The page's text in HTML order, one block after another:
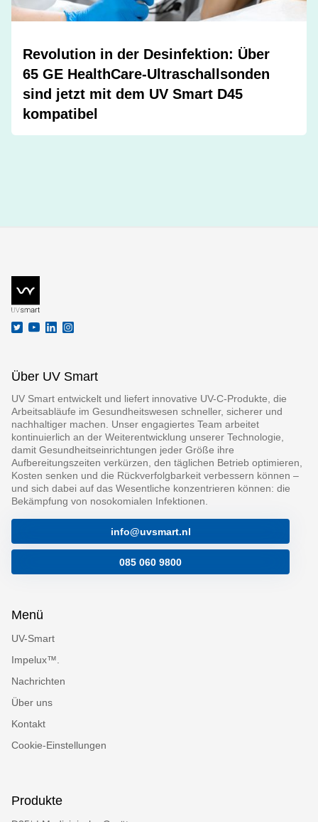
Revolution in der Desinfektion: Über
65 GE HealthCare-Ultraschallsonden
sind jetzt mit dem UV Smart D45
kompatibel
Über UV Smart
UV Smart entwickelt und liefert innovative UV-C-Produkte, die
Arbeitsabläufe im Gesundheitswesen schneller, sicherer und
nachhaltiger machen. Unser engagiertes Team arbeitet
kontinuierlich an der Weiterentwicklung unserer Technologie,
damit Gesundheitseinrichtungen jeder Größe ihre
Aufbereitungszeiten verkürzen, den täglichen Betrieb optimieren,
Kosten senken und die Rückverfolgbarkeit verbessern können –
und sich dabei auf das Wesentliche konzentrieren können: die
Bekämpfung von nosokomialen Infektionen.
info@uvsmart.nl
085 060 9800
Menü
UV-Smart
Impelux™.
Nachrichten
Über uns
Kontakt
Cookie-Einstellungen
Produkte